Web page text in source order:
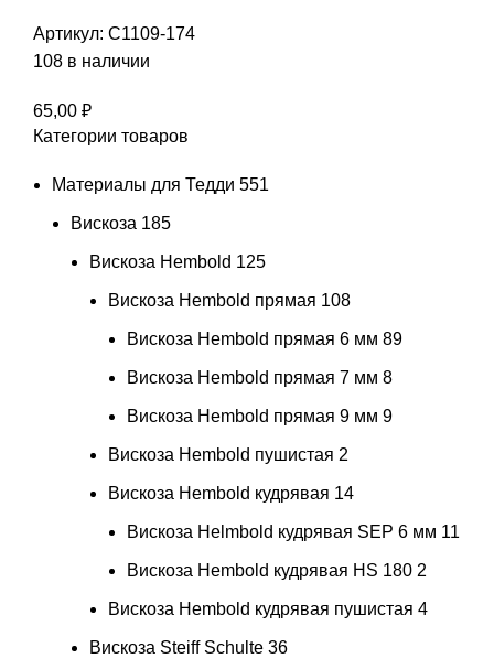
Артикул: С1109-174
108 в наличии
65,00 ₽
Категории товаров
Материалы для Тедди 551
Вискоза 185
Вискоза Hembold 125
Вискоза Hembold прямая 108
Вискоза Hembold прямая 6 мм 89
Вискоза Hembold прямая 7 мм 8
Вискоза Hembold прямая 9 мм 9
Вискоза Hembold пушистая 2
Вискоза Hembold кудрявая 14
Вискоза Helmbold кудрявая SEP 6 мм 11
Вискоза Hembold кудрявая HS 180 2
Вискоза Hembold кудрявая пушистая 4
Вискоза Steiff Schulte 36